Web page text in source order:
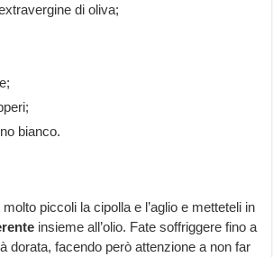
di oliva;
bianco.
piccoli la cipolla e l’aglio e metteteli in
insieme all’olio. Fate soffriggere fino a
dorata, facendo però attenzione a non far